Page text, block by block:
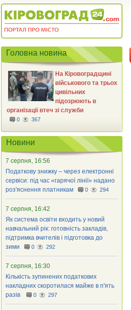
Головна новина
На Кіровоградщині
військового та трьох
цивільних
підозрюють в
організації втеч зі служби
0 367
Новини
7 серпня, 16:56
Податкову знижку – через електронні
сервіси: під час «гарячої лінії» надано
роз'яснення платникам
0 294
7 серпня, 16:42
Як система освіти входить у новий
навчальний рік: готовність закладів,
підтримка вчителів і підготовка до
зими
0 292
7 серпня, 16:30
Кількість зупинених податкових
накладних скоротилася майже в п'ять
разів
0 297